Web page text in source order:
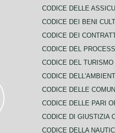
CODICE DELLE
CODICE DEI BENI
CODICE DEI
CODICE DEL
CODICE DEL TURISMO
CODICE
CODICE DELLE
CODICE DELLE PARI
CODICE DI GIUSTIZIA
CODICE DELLA